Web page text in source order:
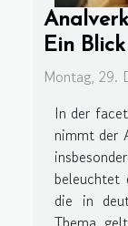
Ein
Montag, 29.
In der
nimmt der
beleuchtet
die in